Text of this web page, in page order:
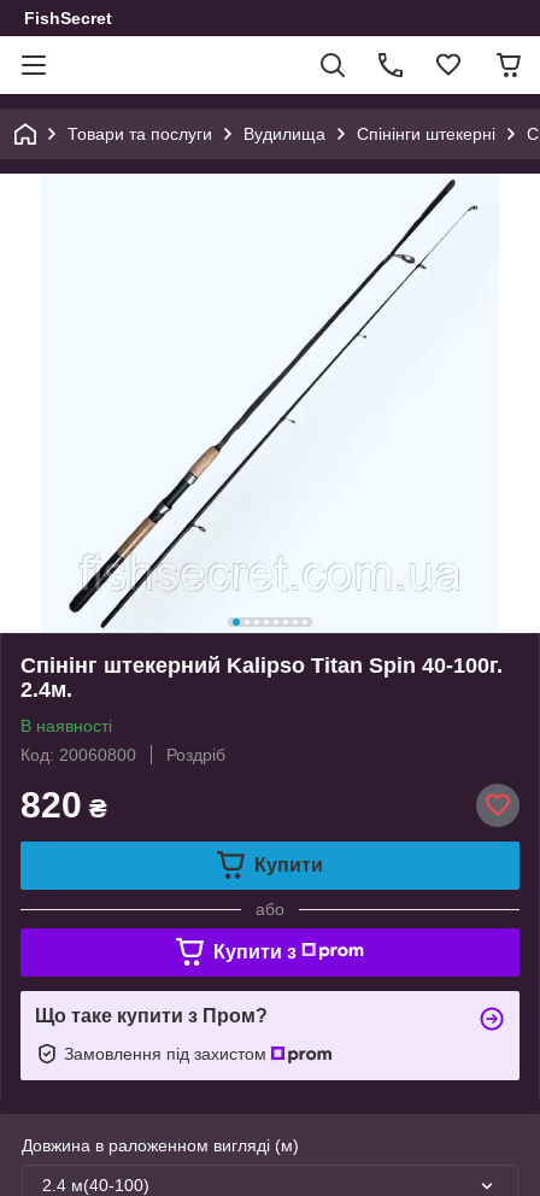
FishSecret
Товари та послуги Вудилища Спінінги штекерні
Спінінг штекерний Kalipso Titan Spin 40-100г.
2.4м.
В наявності
Код: 20060800
Роздріб
820 ₴
Купити
або
Купити з
Що таке купити з Пром?
Замовлення під захистом
Довжина в раложенном вигляді (м)
2.4 м(40-100)